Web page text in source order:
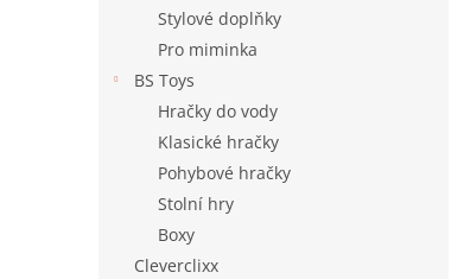
Stylové doplňky
Pro miminka
BS Toys
Hračky do vody
Klasické hračky
Pohybové hračky
Stolní hry
Boxy
Cleverclixx